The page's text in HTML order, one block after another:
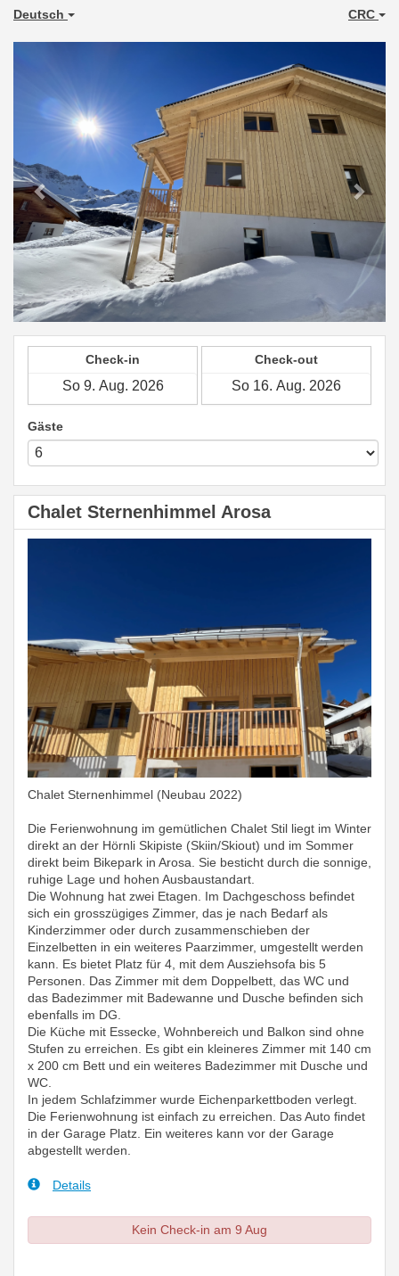
Deutsch CRC
Check-in Check-out
Gäste
Chalet Sternenhimmel Arosa
Chalet Sternenhimmel (Neubau 2022)
Die Ferienwohnung im gemütlichen Chalet Stil liegt im Winter
direkt an der Hörnli Skipiste (Skiin/Skiout) und im Sommer
direkt beim Bikepark in Arosa. Sie besticht durch die sonnige,
ruhige Lage und hohen Ausbaustandart.
Die Wohnung hat zwei Etagen. Im Dachgeschoss befindet
sich ein grosszügiges Zimmer, das je nach Bedarf als
Kinderzimmer oder durch zusammenschieben der
Einzelbetten in ein weiteres Paarzimmer, umgestellt werden
kann. Es bietet Platz für 4, mit dem Ausziehsofa bis 5
Personen. Das Zimmer mit dem Doppelbett, das WC und
das Badezimmer mit Badewanne und Dusche befinden sich
ebenfalls im DG.
Die Küche mit Essecke, Wohnbereich und Balkon sind ohne
Stufen zu erreichen. Es gibt ein kleineres Zimmer mit 140 cm
x 200 cm Bett und ein weiteres Badezimmer mit Dusche und
WC.
In jedem Schlafzimmer wurde Eichenparkettboden verlegt.
Die Ferienwohnung ist einfach zu erreichen. Das Auto findet
in der Garage Platz. Ein weiteres kann vor der Garage
abgestellt werden.
Details
Kein Check-in am 9 Aug